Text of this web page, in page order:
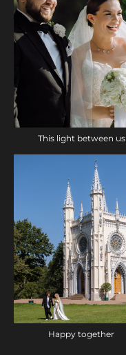
This light between us
Happy together